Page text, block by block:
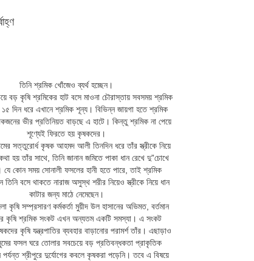
তিনি শ্রমিক খোঁজেও ব্যর্থ হচ্ছেন।
বড় কৃষি শ্রমিকের হাট বসে মাওনা চৌরাস্তায় সবসময় শ্রমিক
দিন ধরে এখানে শ্রমিক শূন্য। বিভিন্ন জায়গা হতে শ্রমিক
ভীর প্রতিনিয়ত বাড়ছে এ হাটে। কিন্তু শ্রমিক না পেয়ে
শূণ্যেই ফিরতে হয় কৃষকদের।
সত্তুরোর্ধ কৃষক আহমদ আলী তিনদিন ধরে তাঁর স্ত্রীকে নিয়ে
হয় তাঁর সাথে, তিনি জানান জমিতে পাকা ধান রেখে দু”চোখে
যে কোন সময় সোনালী ফসলের হানী হতে পারে, তাই শ্রমিক
তিনি বসে থাকতে নারাজ অসুস্থ শরীর নিয়েও স্ত্রীকে নিয়ে ধান
কাটার জন্য মাঠে নেমেছেন।
কৃষি সম্প্রসারণ কর্মকর্তা মুয়ীদ উল হাসানের অভিমত, বর্তমান
কৃষি শ্রমিক সংকট এখন অন্যতম একটি সমস্যা। এ সংকট
কৃষি যন্ত্রপাতির ব্যবহার বাড়ানোর পরামর্শ তাঁর। এছাড়াও
ফসল ঘরে তোলার সবচেয়ে বড় প্রতিবন্ধকতা প্রাকৃতিক
পর্যন্ত শ্রীপুরে দুর্যোগের কবলে কৃষকরা পড়েনি। তবে এ বিষয়ে